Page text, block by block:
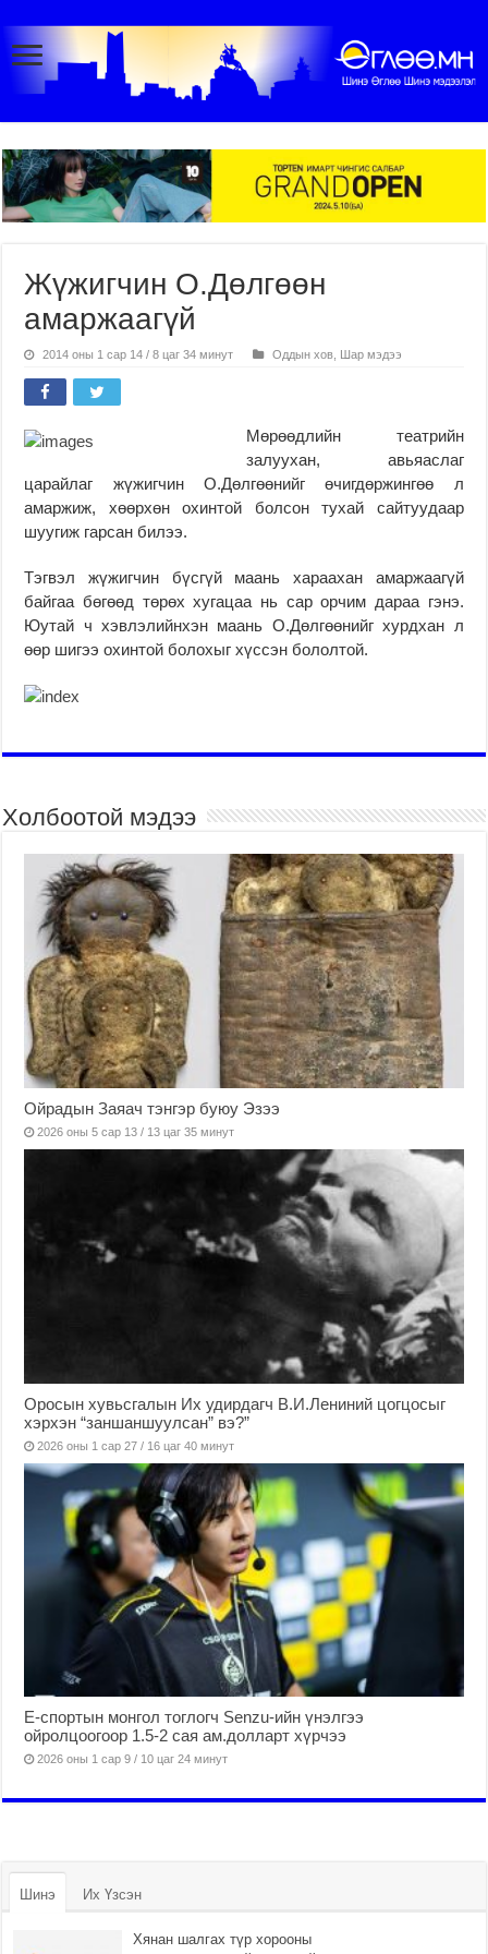
Жүжигчин О.Дөлгөөн
амаржаагүй
2014 оны 1 сар 14 / 8 цаг 34 минут Оддын хов Шар мэдээ
Мөрөөдлийн театрийн
залуухан, авьяаслаг
царайлаг жүжигчин О.Дөлгөөнийг өчигдөржингөө л
амаржиж, хөөрхөн охинтой болсон тухай сайтуудаар
шуугиж гарсан билээ.
Тэгвэл жүжигчин бүсгүй маань хараахан амаржаагүй
байгаа бөгөөд төрөх хугацаа нь сар орчим дараа гэнэ.
Юутай ч хэвлэлийнхэн маань О.Дөлгөөнийг хурдхан л
өөр шигээ охинтой болохыг хүссэн бололтой.
Холбоотой мэдээ
Ойрадын Заяач тэнгэр буюу Эзээ
2026 оны 5 сар 13 / 13 цаг 35 минут
Оросын хувьсгалын Их удирдагч В.И.Лениний цогцосыг
хэрхэн “заншаншуулсан” вэ?”
2026 оны 1 сар 27 / 16 цаг 40 минут
Е-спортын монгол тоглогч Senzu-ийн үнэлгээ
ойролцоогоор 1.5-2 сая ам.долларт хүрчээ
2026 оны 1 сар 9 / 10 цаг 24 минут
Шинэ Их Үзсэн
Хянан шалгах түр хорооны